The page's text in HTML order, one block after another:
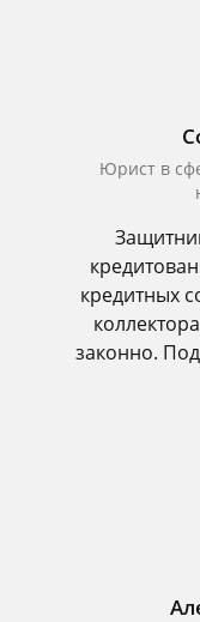
Юрист в
кредитных
законно.